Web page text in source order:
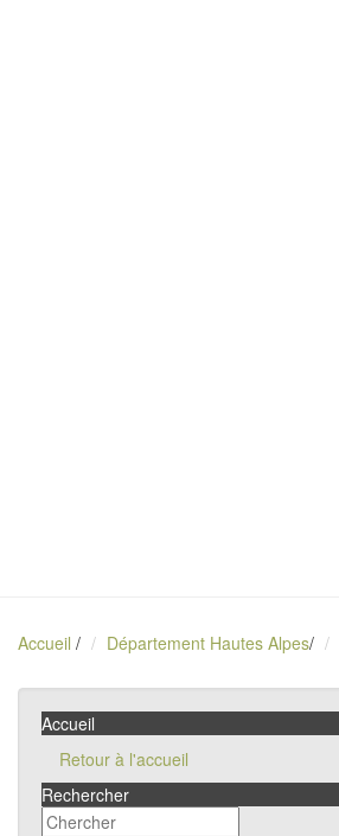
Accueil / Département Hautes Alpes/
Accueil
Retour à l'accueil
Rechercher